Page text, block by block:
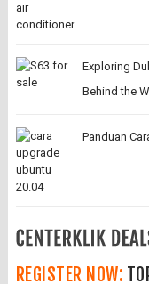
Exploring
Behind the
Panduan
REGISTER NOW: